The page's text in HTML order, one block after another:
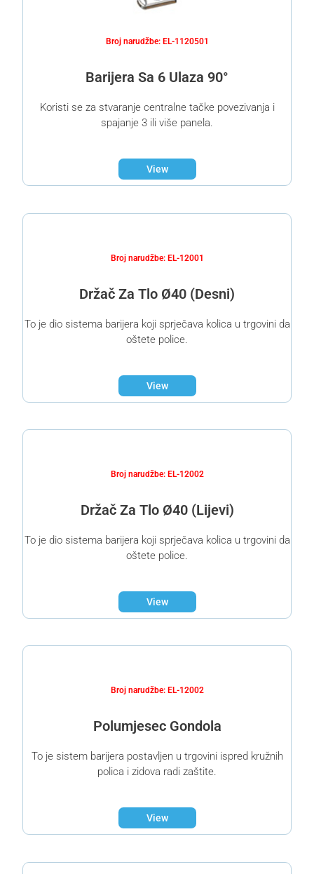
Broj narudžbe: EL-1120501
Barijera Sa 6 Ulaza 90°
Koristi se za stvaranje centralne tačke povezivanja i
spajanje 3 ili više panela.
View
Broj narudžbe: EL-12001
Držač Za Tlo Ø40 (Desni)
To je dio sistema barijera koji sprječava kolica u trgovini da
oštete police.
View
Broj narudžbe: EL-12002
Držač Za Tlo Ø40 (Lijevi)
To je dio sistema barijera koji sprječava kolica u trgovini da
oštete police.
View
Broj narudžbe: EL-12002
Polumjesec Gondola
To je sistem barijera postavljen u trgovini ispred kružnih
polica i zidova radi zaštite.
View